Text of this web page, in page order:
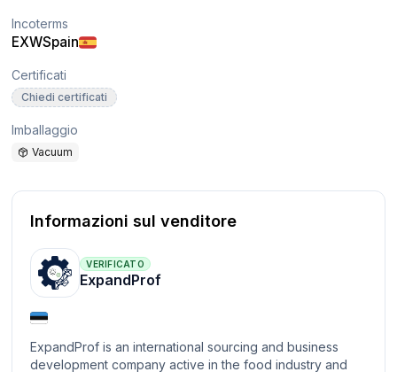
Incoterms
EXWSpain
Certificati
Chiedi certificati
Imballaggio
Vacuum
Informazioni sul venditore
VERIFICATO
ExpandProf
ExpandProf is an international sourcing and business
development company active in the food industry and